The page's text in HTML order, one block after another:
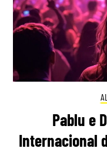
Pablu e
Internacional